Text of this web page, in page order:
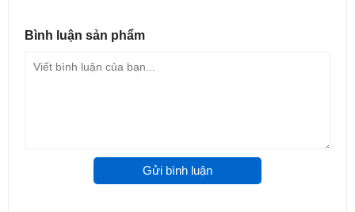
Bình luận sản phẩm
Gửi bình luận